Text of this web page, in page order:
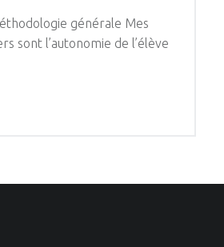
générale Mes
sont l’autonomie de l’élève